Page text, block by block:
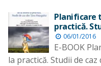
Planificare
practică.
06/01/2016
E-BOOK
la practică. Studii de